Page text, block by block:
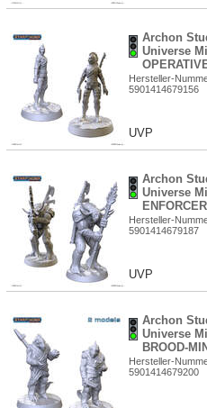
Archon
Universe
Hersteller-
5901414679156
UVP
Archon
Universe
Hersteller-
5901414679187
UVP
Archon
Universe
BROOD-
Hersteller-
5901414679200